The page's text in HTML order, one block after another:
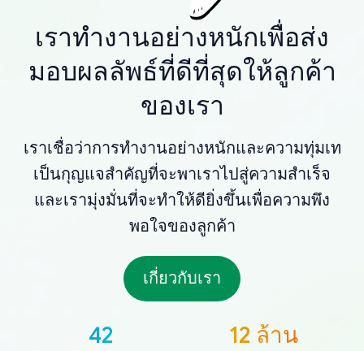
เราทำงานอย่างหนักเพื่อส่ง
มอบผลลัพธ์ที่ดีที่สุดให้ลูกค้า
ของเรา
เราเชื่อว่าการทำงานอย่างหนักและความทุ่มเท
เป็นกุญแจสำคัญที่จะพาเราไปสู่ความสำเร็จ
และเรามุ่งมั่นที่จะทำให้ดียิ่งขึ้นเพื่อความพึง
พอใจของลูกค้า
เกี่ยวกับเรา
42 12 ล้าน